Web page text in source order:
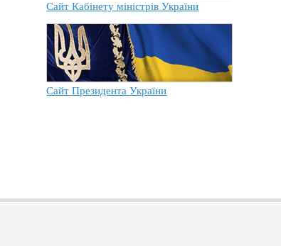
Сайт Кабінету міністрів України
Сайт Президента України